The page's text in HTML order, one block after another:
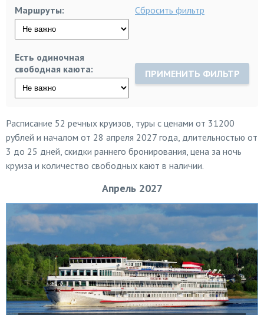
Маршруты: Сбросить фильтр
Есть одиночная
свободная каюта:
ПРИМЕНИТЬ ФИЛЬТР
Расписание 52 речных круизов, туры с ценами от 31200
рублей и началом от 28 апреля 2027 года, длительностью от
3 до 25 дней, скидки раннего бронирования, цена за ночь
круиза и количество свободных кают в наличии.
Апрель 2027